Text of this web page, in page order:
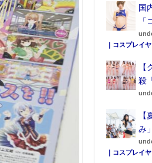
国
｜コスプレイ
殺
み
｜コスプレイ